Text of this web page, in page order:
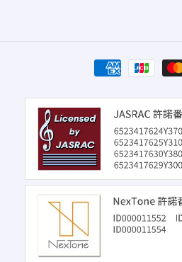
決
済
方
法